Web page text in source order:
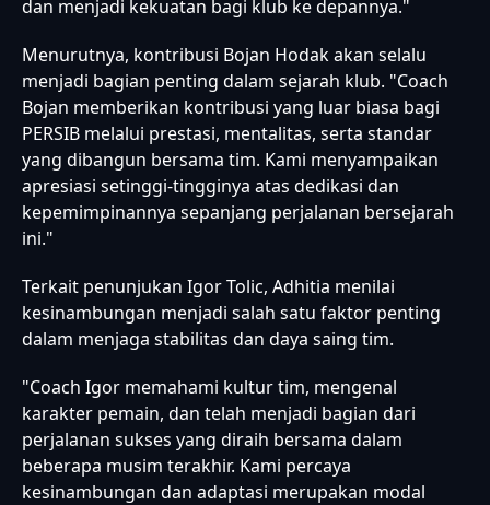
dan menjadi kekuatan bagi klub ke depannya."
Menurutnya, kontribusi Bojan Hodak akan selalu
menjadi bagian penting dalam sejarah klub. "Coach
Bojan memberikan kontribusi yang luar biasa bagi
PERSIB melalui prestasi, mentalitas, serta standar
yang dibangun bersama tim. Kami menyampaikan
apresiasi setinggi-tingginya atas dedikasi dan
kepemimpinannya sepanjang perjalanan bersejarah
ini."
Terkait penunjukan Igor Tolic, Adhitia menilai
kesinambungan menjadi salah satu faktor penting
dalam menjaga stabilitas dan daya saing tim.
"Coach Igor memahami kultur tim, mengenal
karakter pemain, dan telah menjadi bagian dari
perjalanan sukses yang diraih bersama dalam
beberapa musim terakhir. Kami percaya
kesinambungan dan adaptasi merupakan modal